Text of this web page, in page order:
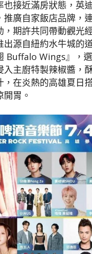
也接近滿房狀態，英
推廣自家飯店品牌，
，期許共同帶動觀光
出源自紐約水牛城的
Buffalo Wings』，
入主廚特製辣椒醬，
，在炎熱的高雄夏日
胃。